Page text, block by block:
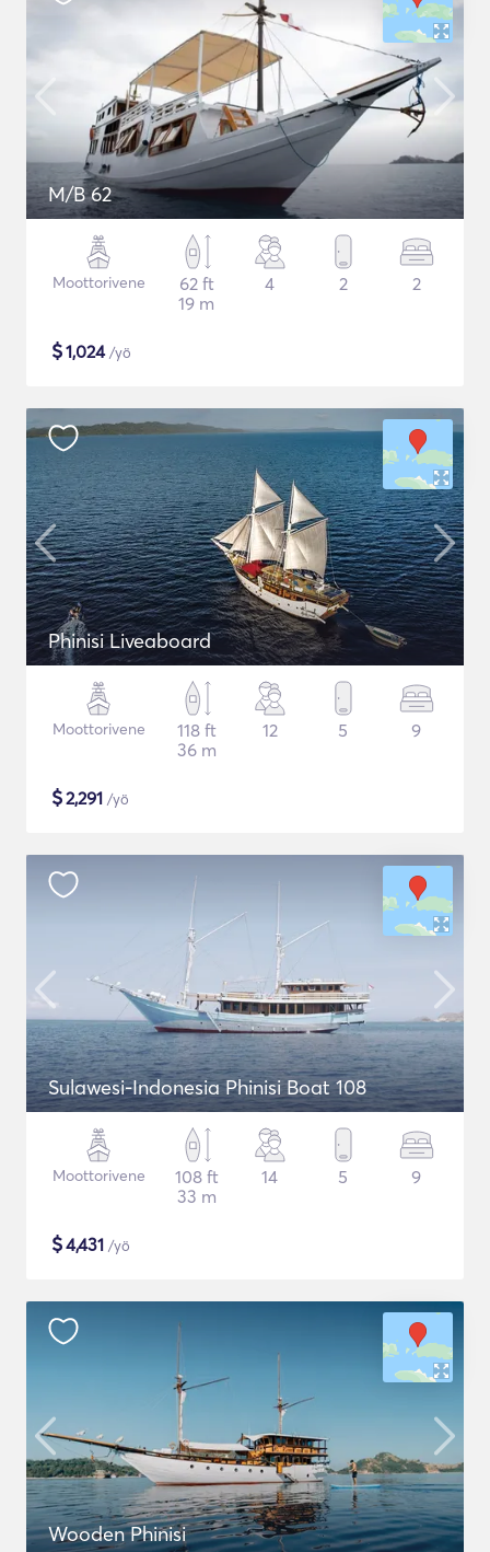
M/B 62
Moottorivene
62 ft
19 m
4 2 2
$1,024/yö
Phinisi Liveaboard
Moottorivene
118 ft
36 m
12 5 9
$2,291 /yö
Sulawesi-Indonesia Phinisi Boat 108
Moottorivene
108 ft
33 m
14 5 9
$4,431 /yö
Wooden Phinisi